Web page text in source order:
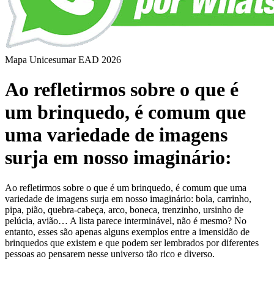
Mapa Unicesumar EAD 2026
Ao refletirmos sobre o que é
um brinquedo, é comum que
uma variedade de imagens
surja em nosso imaginário:
Ao refletirmos sobre o que é um brinquedo, é comum que uma
variedade de imagens surja em nosso imaginário: bola, carrinho,
pipa, pião, quebra-cabeça, arco, boneca, trenzinho, ursinho de
pelúcia, avião… A lista parece interminável, não é mesmo? No
entanto, esses são apenas alguns exemplos entre a imensidão de
brinquedos que existem e que podem ser lembrados por diferentes
pessoas ao pensarem nesse universo tão rico e diverso.